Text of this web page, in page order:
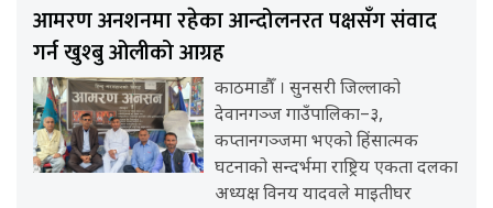
आमरण अनशनमा रहेका आन्दोलनरत पक्षसँग संवाद
गर्न खुश्बु ओलीको आग्रह
काठमाडौँ । सुनसरी जिल्लाको
देवानगञ्ज गाउँपालिका–३,
कप्तानगञ्जमा भएको हिंसात्मक
घटनाको सन्दर्भमा राष्ट्रिय एकता दलका
अध्यक्ष विनय यादवले माइतीघर